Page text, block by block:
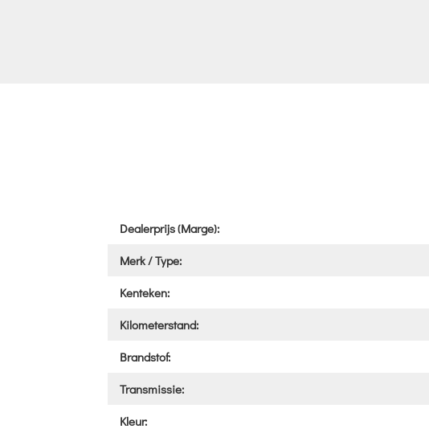
Dealerprijs (Marge):
Merk / Type:
Kenteken:
Kilometerstand:
Brandstof:
Transmissie:
Kleur: